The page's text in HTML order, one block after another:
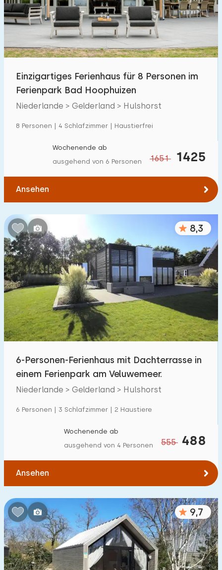
Schwimmbad 68
Eingezäunter Garten
Haustierfrei 52
Ladestation Auto
€ 0 — € 1000+
Schlafzimmern:
1 2 3 4 5
Badezimmer:
1 2 3 5
Entfernungen
Von Hulshorst(max. km):
Zum Meer(max. km):
5 10
1 2
Zum Wasser (max. km):
1 2 5 10 20
Zu öffentlichen Verkehrsmitteln(max. km):
Einzigartiges Ferienhaus für 8 Personen im
Ferienpark Bad Hoophuizen
Niederlande > Gelderland > Hulshorst
8 Personen | 4 Schlafzimmer | Haustierfrei
1651 1425
Wochenende ab
ausgehend von 6 Personen
Ansehen
8,3
6-Personen-Ferienhaus mit Dachterrasse in
einem Ferienpark am Veluwemeer.
Niederlande > Gelderland > Hulshorst
6 Personen | 3 Schlafzimmer | 2 Haustiere
555 488
Wochenende ab
ausgehend von 4 Personen
Ansehen
9,7